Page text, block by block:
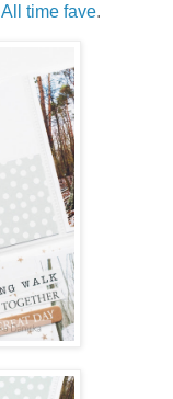
All time fave.